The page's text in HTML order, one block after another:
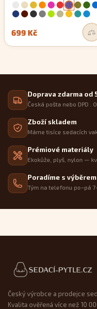
699 Kč
Doprava zdarma od
Česká pošta nebo DPD .
Zboží skladem
Máme tisíce sedacích
Prémiové materiály
Ekokůže, plyš, nylon —
Poradíme s výběrem
Tým na telefonu po–pá
Patička webu
Český výrobce a prodejce
Kvalita ověřená více než 10